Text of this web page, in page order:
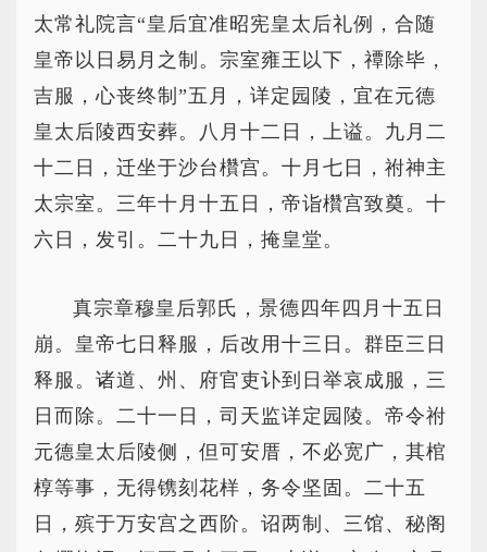
太常礼院言“皇后宜准昭宪皇太后礼例，合随
皇帝以日易月之制。宗室雍王以下，禫除毕，
吉服，心丧终制”五月，详定园陵，宜在元德
皇太后陵西安葬。八月十二日，上谥。九月二
十二日，迁坐于沙台欑宫。十月七日，祔神主
太宗室。三年十月十五日，帝诣欑宫致奠。十
六日，发引。二十九日，掩皇堂。
真宗章穆皇后郭氏，景德四年四月十五日
崩。皇帝七日释服，后改用十三日。群臣三日
释服。诸道、州、府官吏讣到日举哀成服，三
日而除。二十一日，司天监详定园陵。帝令祔
元德皇太后陵侧，但可安厝，不必宽广，其棺
椁等事，无得镌刻花样，务令坚固。二十五
日，殡于万安宫之西阶。诏两制、三馆、秘阁